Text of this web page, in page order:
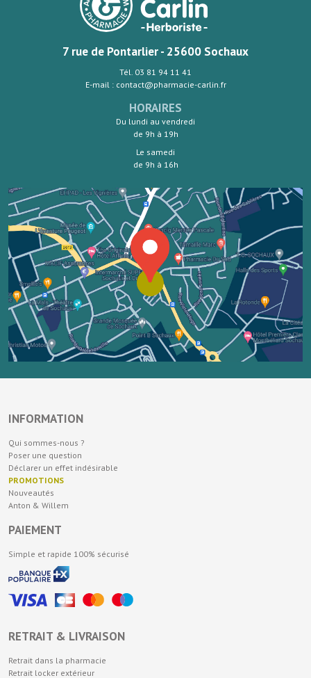
7 rue de Pontarlier - 25600 Sochaux
Tél. 03 81 94 11 41
E-mail : contact@pharmacie-carlin.fr
HORAIRES
Du lundi au vendredi
de 9h à 19h
Le samedi
de 9h à 16h
INFORMATION
Qui sommes-nous ?
Poser une question
Déclarer un effet indésirable
PROMOTIONS
Nouveautés
Anton & Willem
PAIEMENT
Simple et rapide 100% sécurisé
RETRAIT & LIVRAISON
Retrait dans la pharmacie
Retrait locker extérieur